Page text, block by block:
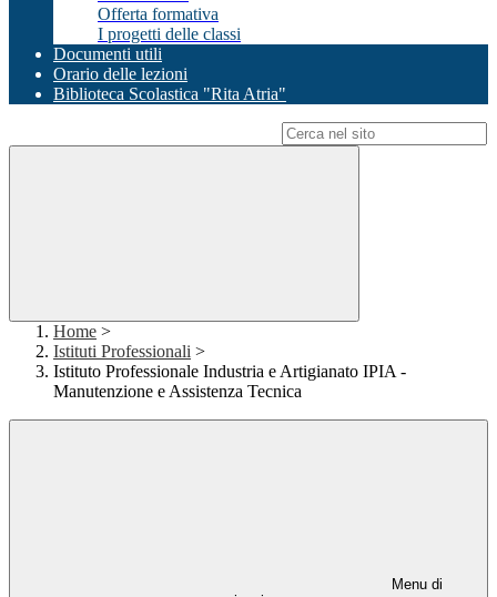
Offerta formativa
I progetti delle classi
Documenti utili
Orario delle lezioni
Biblioteca Scolastica "Rita Atria"
Home >
Istituti Professionali >
Istituto Professionale Industria e Artigianato IPIA -
Manutenzione e Assistenza Tecnica
Menu di